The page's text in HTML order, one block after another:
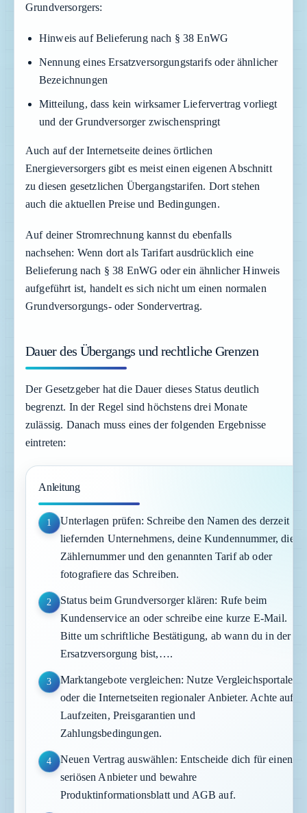
Grundversorgers:
Hinweis auf Belieferung nach § 38 EnWG
Nennung eines Ersatzversorgungstarifs oder ähnlicher
Bezeichnungen
Mitteilung, dass kein wirksamer Liefervertrag vorliegt
und der Grundversorger zwischenspringt
Auch auf der Internetseite deines örtlichen
Energieversorgers gibt es meist einen eigenen Abschnitt
zu diesen gesetzlichen Übergangstarifen. Dort stehen
auch die aktuellen Preise und Bedingungen.
Auf deiner Stromrechnung kannst du ebenfalls
nachsehen: Wenn dort als Tarifart ausdrücklich eine
Belieferung nach § 38 EnWG oder ein ähnlicher Hinweis
aufgeführt ist, handelt es sich nicht um einen normalen
Grundversorgungs- oder Sondervertrag.
Dauer des Übergangs und rechtliche Grenzen
Der Gesetzgeber hat die Dauer dieses Status deutlich
begrenzt. In der Regel sind höchstens drei Monate
zulässig. Danach muss eines der folgenden Ergebnisse
eintreten:
Anleitung
1
Unterlagen prüfen: Schreibe den Namen des derzeit
liefernden Unternehmens, deine Kundennummer, die
Zählernummer und den genannten Tarif ab oder
fotografiere das Schreiben.
2
Status beim Grundversorger klären: Rufe beim
Kundenservice an oder schreibe eine kurze E-Mail.
Bitte um schriftliche Bestätigung, ab wann du in der
Ersatzversorgung bist,….
3
Marktangebote vergleichen: Nutze Vergleichsportale
oder die Internetseiten regionaler Anbieter. Achte auf
Laufzeiten, Preisgarantien und
Zahlungsbedingungen.
4
Neuen Vertrag auswählen: Entscheide dich für einen
seriösen Anbieter und bewahre
Produktinformationsblatt und AGB auf.